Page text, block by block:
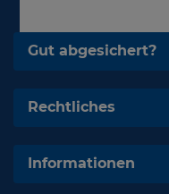
Gut abgesichert?
Rechtliches
Informationen